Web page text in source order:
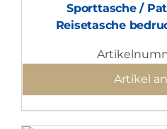
Sporttasche /
Reisetasche
Artikel